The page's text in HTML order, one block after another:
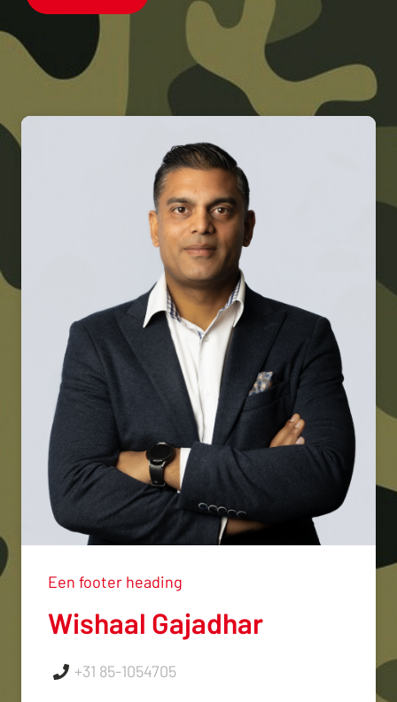
Een footer heading
Wishaal Gajadhar
+31 85-1054705